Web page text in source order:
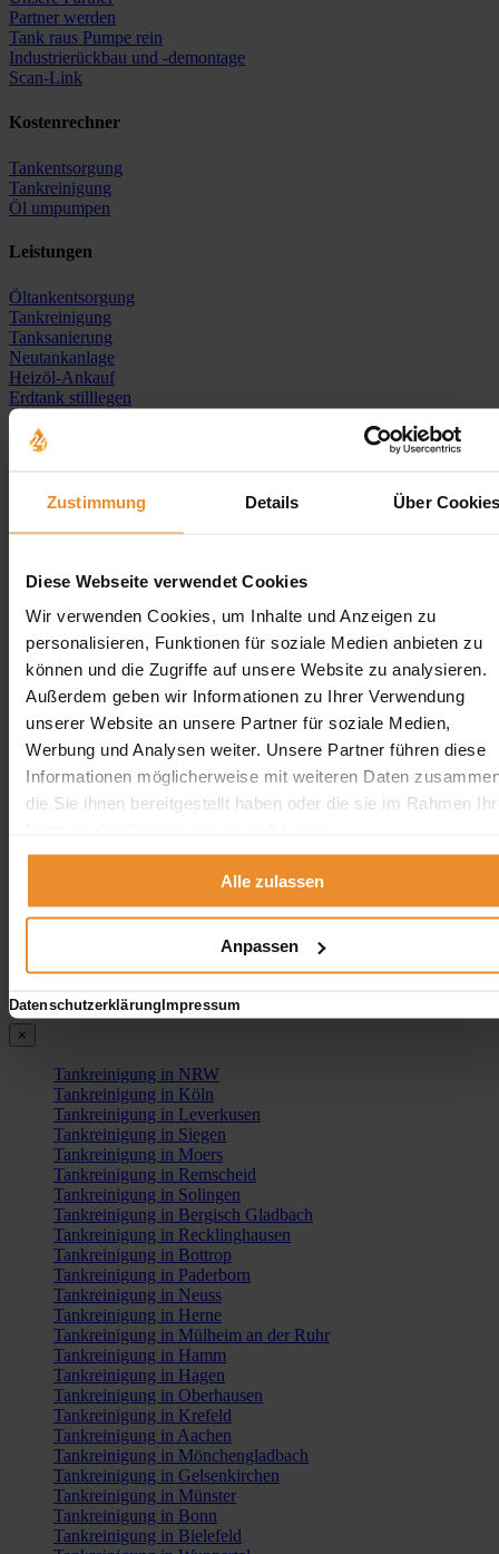
Zustimmung Details Über
Diese Webseite verwendet Cookies
Wir verwenden Cookies, um Inhalte und Anzeigen zu
personalisieren, Funktionen für soziale Medien anbieten zu
können und die Zugriffe auf unsere Website zu analysieren.
Außerdem geben wir Informationen zu Ihrer Verwendung
unserer Website an unsere Partner für soziale Medien,
Werbung und Analysen weiter. Unsere Partner führen diese
Informationen möglicherweise mit weiteren Daten
die Sie ihnen bereitgestellt haben oder die sie im Rahmen
Alle zulassen
Anpassen
DatenschutzerklärungImpressum
Partner werden
Tank raus Pumpe rein
Industrierückbau und -demontage
Scan-Link
Kostenrechner
Tankentsorgung
Tankreinigung
Öl umpumpen
Leistungen
Öltankentsorgung
Tankreinigung
Tanksanierung
Neutankanlage
Heizöl-Ankauf
Erdtank stilllegen
Erdtank stilllegen vor Ort
Erdtank stilllegen Hamburg
Erdtank stilllegen Berlin
Erdtank stilllegen Niedersachsen
Erdtank stilllegen Rheinland-Pfalz
Tankreinigung vor Ort
Tankreinigung Deutschland
Tankreinigung in der Nähe
Tankreinigung in Hamburg
Tankreinigung in Bremen
Tankreinigung NRW
×
Tankreinigung in NRW
Tankreinigung in Köln
Tankreinigung in Leverkusen
Tankreinigung in Siegen
Tankreinigung in Moers
Tankreinigung in Remscheid
Tankreinigung in Solingen
Tankreinigung in Bergisch Gladbach
Tankreinigung in Recklinghausen
Tankreinigung in Bottrop
Tankreinigung in Paderborn
Tankreinigung in Neuss
Tankreinigung in Herne
Tankreinigung in Mülheim an der Ruhr
Tankreinigung in Hamm
Tankreinigung in Hagen
Tankreinigung in Oberhausen
Tankreinigung in Krefeld
Tankreinigung in Aachen
Tankreinigung in Mönchengladbach
Tankreinigung in Gelsenkirchen
Tankreinigung in Münster
Tankreinigung in Bonn
Tankreinigung in Bielefeld